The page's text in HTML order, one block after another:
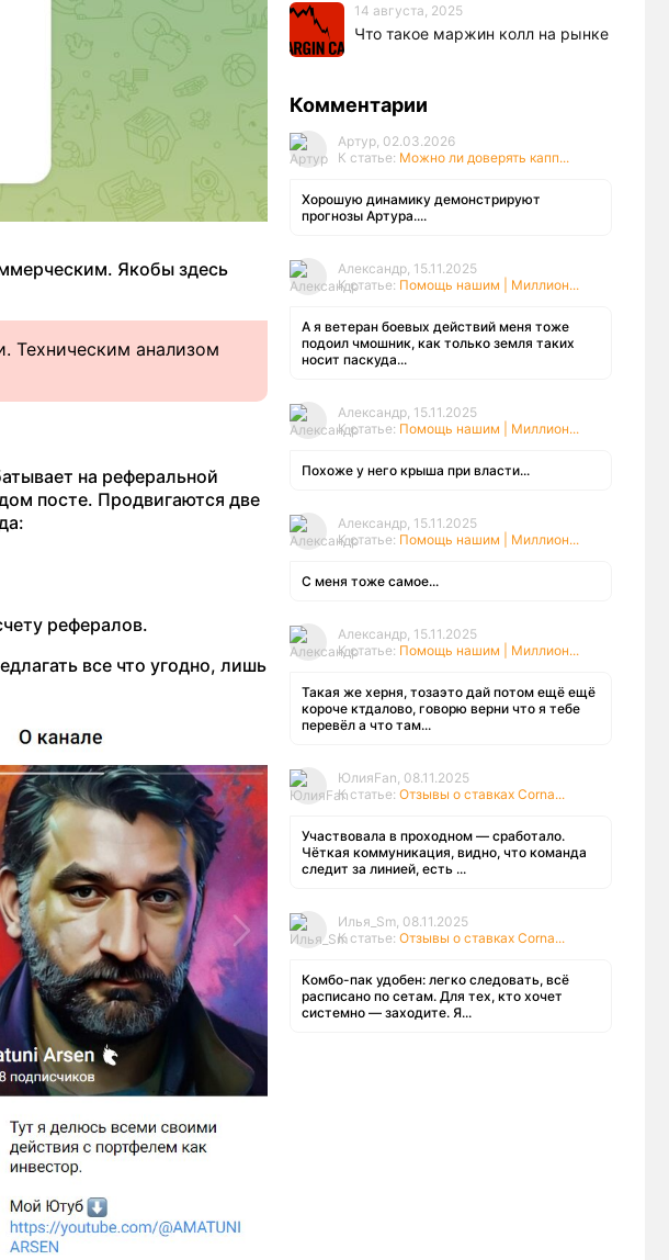
Якобы здесь
Техническим анализом
на реферальной
посте. Продвигаются две
рефералов.
все что угодно, лишь
14 августа, 2025
Что такое маржин колл на рынке
Комментарии
Артур, 02.03.2026
К статье: Можно ли доверять капп...
Хорошую динамику демонстрируют
прогнозы Артура....
Александр, 15.11.2025
К статье: Помощь нашим | Миллион...
А я ветеран боевых действий меня тоже
подоил чмошник, как только земля таких
носит паскуда...
Александр, 15.11.2025
К статье: Помощь нашим | Миллион...
Похоже у него крыша при власти...
Александр, 15.11.2025
К статье: Помощь нашим | Миллион...
С меня тоже самое...
Александр, 15.11.2025
К статье: Помощь нашим | Миллион...
Такая же херня, тозаэто дай потом ещё ещё
короче ктдалово, говорю верни что я тебе
перевёл а что там...
ЮлияFan, 08.11.2025
К статье: Отзывы о ставках Corna...
Участвовала в проходном — сработало.
Чёткая коммуникация, видно, что команда
следит за линией, есть ...
Илья_Sm, 08.11.2025
К статье: Отзывы о ставках Corna...
Комбо-пак удобен: легко следовать, всё
расписано по сетам. Для тех, кто хочет
системно — заходите. Я...